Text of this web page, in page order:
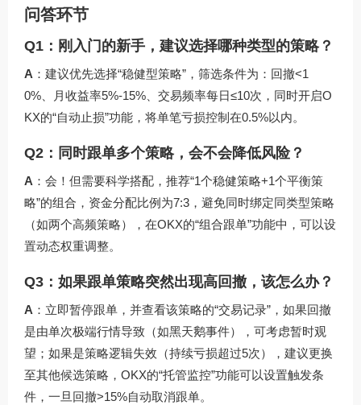
问答环节
Q1：刚入门的新手，建议选择哪种类型的策略？
A ：建议优先选择“稳健型策略”，筛选条件为：回撤<1
0%、月收益率5%-15%、交易频率每日≤10次，同时开启O
KX的“自动止损”功能，将单笔亏损控制在0.5%以内。
Q2：同时跟单多个策略，会不会降低风险？
A ：会！但需要科学搭配，推荐“1个稳健策略+1个平衡策
略”的组合，资金分配比例为7:3，避免同时绑定同类型策略
（如两个高频策略），在OKX的“组合跟单”功能中，可以设
置动态权重调整。
Q3：如果跟单策略突然出现高回撤，该怎么办？
A ：立即暂停跟单，并查看该策略的“交易记录”，如果回撤
是由单次极端行情导致（如黑天鹅事件），可考虑暂时观
望；如果是策略逻辑失效（持续亏损超过5次），建议更换
至其他候选策略，OKX的“托管监控”功能可以设置触发条
件，一旦回撤>15%自动取消跟单。